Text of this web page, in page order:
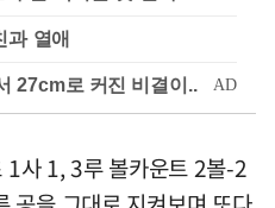
과 열애
사 1, 3루 볼카운트 2볼-2